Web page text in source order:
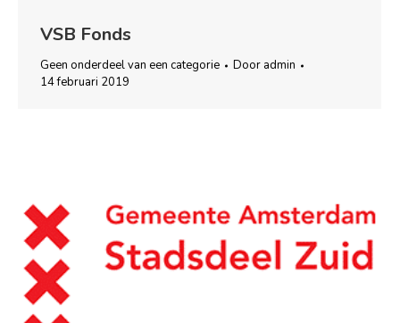
VSB Fonds
Geen onderdeel van een categorie Door admin
14 februari 2019